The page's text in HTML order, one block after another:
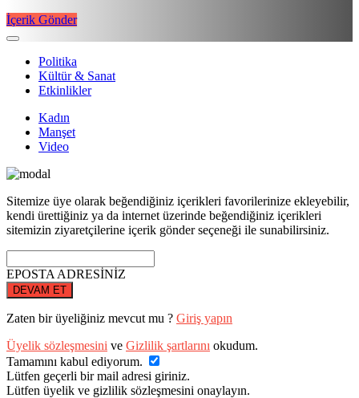
İçerik Gönder
Politika
Kültür & Sanat
Etkinlikler
Kadın
Manşet
Video
Sitemize üye olarak beğendiğiniz içerikleri favorilerinize ekleyebilir,
kendi ürettiğiniz ya da internet üzerinde beğendiğiniz içerikleri
sitemizin ziyaretçilerine içerik gönder seçeneği ile sunabilirsiniz.
EPOSTA ADRESİNİZ
DEVAM ET
Zaten bir üyeliğiniz mevcut mu ? Giriş yapın
Üyelik sözleşmesini ve Gizlilik şartlarını okudum.
Tamamını kabul ediyorum.
Lütfen geçerli bir mail adresi giriniz.
Lütfen üyelik ve gizlilik sözleşmesini onaylayın.